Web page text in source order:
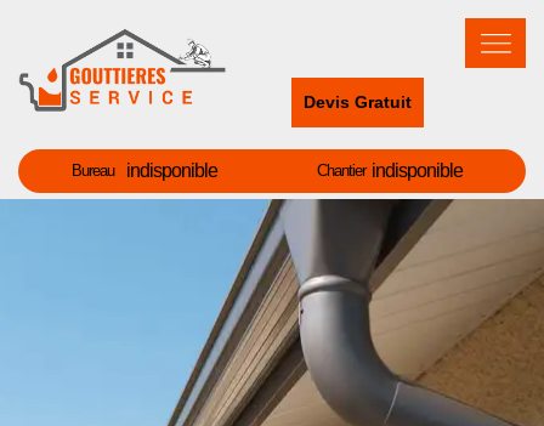
Devis Gratuit
Bureau indisponible Chantier indisponible